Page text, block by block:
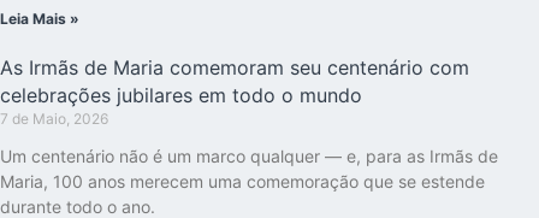
Leia Mais »
As Irmãs de Maria comemoram seu centenário com
celebrações jubilares em todo o mundo
7 de Maio, 2026
Um centenário não é um marco qualquer — e, para as Irmãs de
Maria, 100 anos merecem uma comemoração que se estende
durante todo o ano.